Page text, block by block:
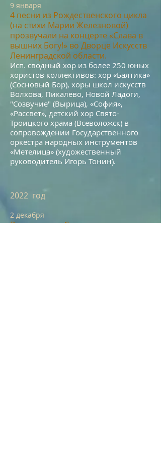
9 января
4 песни из Рождественского цикла
(на стихи Марии Железновой)
прозвучали на концерте «Слава в
вышних Богу!» во Дворце Искусств
Ленинградской области.
Исп. сводный хор из более 250 юных
хористов коллективов: хор «Балтика»
(Сосновый Бор), хоры школ искусств
Волхова, Пикалево, Новой Ладоги,
"Созвучие" (Вырица), «София»,
«Рассвет», детский хор Свято-
Троицкого храма (Всеволожск) в
сопровождении Государственного
оркестра народных инструментов
«Метелица» (художественный
руководитель Игорь Тонин).
2022 год
2 декабря
Вступление в Союз композиторов